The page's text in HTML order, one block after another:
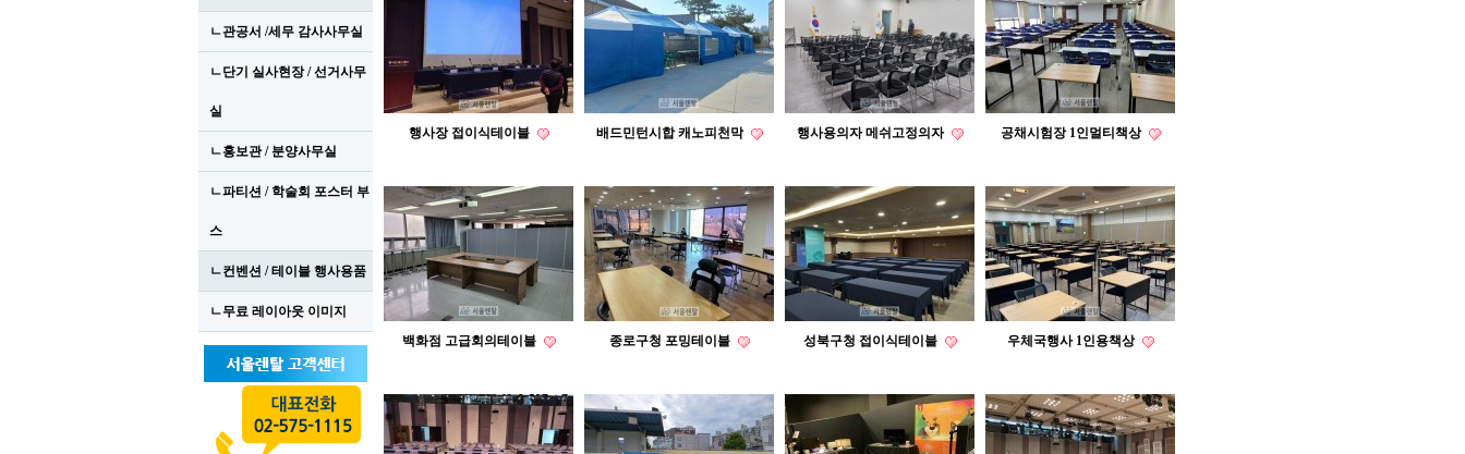
ㄴ관공서 /세무 감사사무실
ㄴ단기 실사현장 / 선거사무
실
ㄴ홍보관 / 분양사무실
ㄴ파티션 / 학술회 포스터 부
스
ㄴ컨벤션 / 테이블 행사용품
ㄴ무료 레이아웃 이미지
행사장 접이식테이블 배드민턴시합 캐노피천막 행사용의자 메쉬고정의자 공채시험장 1인멀티책상
백화점 고급회의테이블 종로구청 포밍테이블 성북구청 접이식테이블 우체국행사 1인용책상